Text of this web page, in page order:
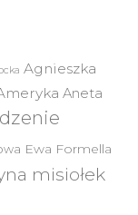
Agnieszka
Aneta
Ewa Formella
misiołek